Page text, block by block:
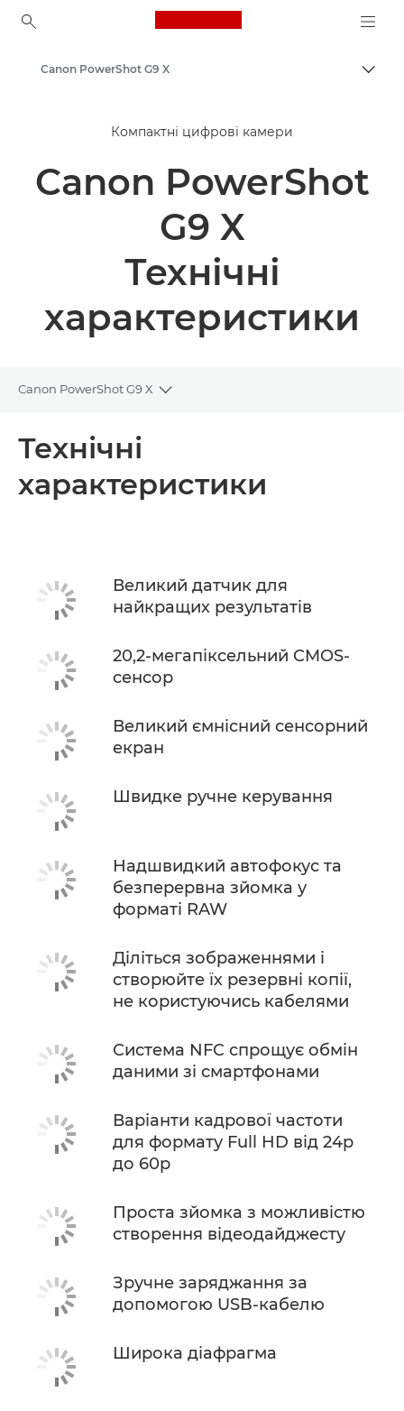
Canon Logo, back to
Canon PowerShot G9 X
Компактні цифрові камери
Canon PowerShot
G9 X
Технічні
характеристики
Canon PowerShot G9 X
Toggle breadcrumbs
Технічні характеристики
Технічні
характеристики
Великий датчик для
найкращих результатів
20,2-мегапіксельний CMOS-
сенсор
Великий ємнісний сенсорний
екран
Швидке ручне керування
Надшвидкий автофокус та
безперервна зйомка у
форматі RAW
Діліться зображеннями і
створюйте їх резервні копії,
не користуючись кабелями
Система NFC спрощує обмін
даними зі смартфонами
Варіанти кадрової частоти
для формату Full HD від 24p
до 60p
Проста зйомка з можливістю
створення відеодайджесту
Зручне заряджання за
допомогою USB-кабелю
Широка діафрагма